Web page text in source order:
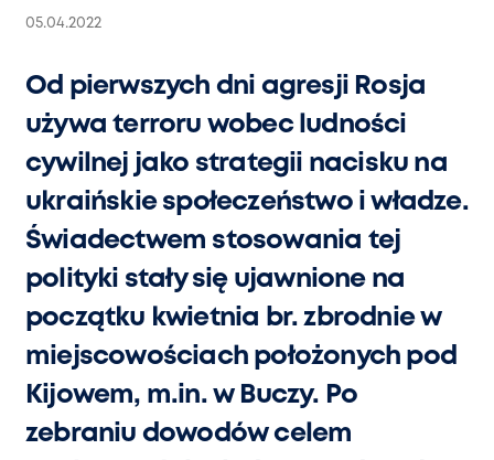
05.04.2022
Od pierwszych dni agresji Rosja
używa terroru wobec ludności
cywilnej jako strategii nacisku na
ukraińskie społeczeństwo i władze.
Świadectwem stosowania tej
polityki stały się ujawnione na
początku kwietnia br. zbrodnie w
miejscowościach położonych pod
Kijowem, m.in. w Buczy. Po
zebraniu dowodów celem